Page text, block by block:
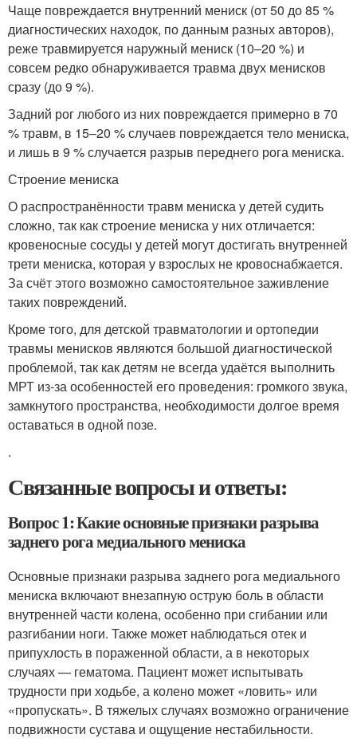
Чаще повреждается внутренний мениск (от 50 до 85 %
диагностических находок, по данным разных авторов),
реже травмируется наружный мениск (10–20 %) и
совсем редко обнаруживается травма двух менисков
сразу (до 9 %).
Задний рог любого из них повреждается примерно в 70
% травм, в 15–20 % случаев повреждается тело мениска,
и лишь в 9 % случается разрыв переднего рога мениска.
Строение мениска
О распространённости травм мениска у детей судить
сложно, так как строение мениска у них отличается:
кровеносные сосуды у детей могут достигать внутренней
трети мениска, которая у взрослых не кровоснабжается.
За счёт этого возможно самостоятельное заживление
таких повреждений.
Кроме того, для детской травматологии и ортопедии
травмы менисков являются большой диагностической
проблемой, так как детям не всегда удаётся выполнить
МРТ из-за особенностей его проведения: громкого звука,
замкнутого пространства, необходимости долгое время
оставаться в одной позе.
.
Связанные вопросы и ответы:
Вопрос 1: Какие основные признаки разрыва
заднего рога медиального мениска
Основные признаки разрыва заднего рога медиального
мениска включают внезапную острую боль в области
внутренней части колена, особенно при сгибании или
разгибании ноги. Также может наблюдаться отек и
припухлость в пораженной области, а в некоторых
случаях — гематома. Пациент может испытывать
трудности при ходьбе, а колено может «ловить» или
«пропускать». В тяжелых случаях возможно ограничение
подвижности сустава и ощущение нестабильности.